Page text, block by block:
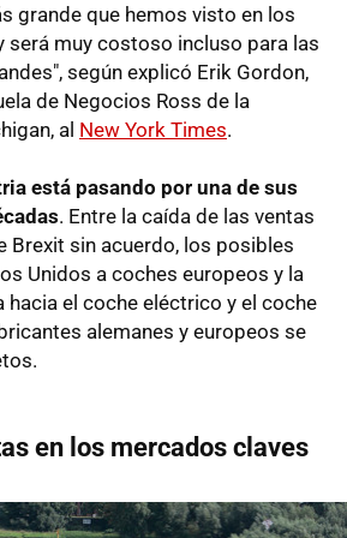
grande que hemos visto en los
será muy costoso incluso para las
según explicó Erik Gordon,
de Negocios Ross de la
al New York Times.
está pasando por una de sus
. Entre la caída de las ventas
Brexit sin acuerdo, los posibles
Unidos a coches europeos y la
el coche eléctrico y el coche
alemanes y europeos se
en los mercados claves